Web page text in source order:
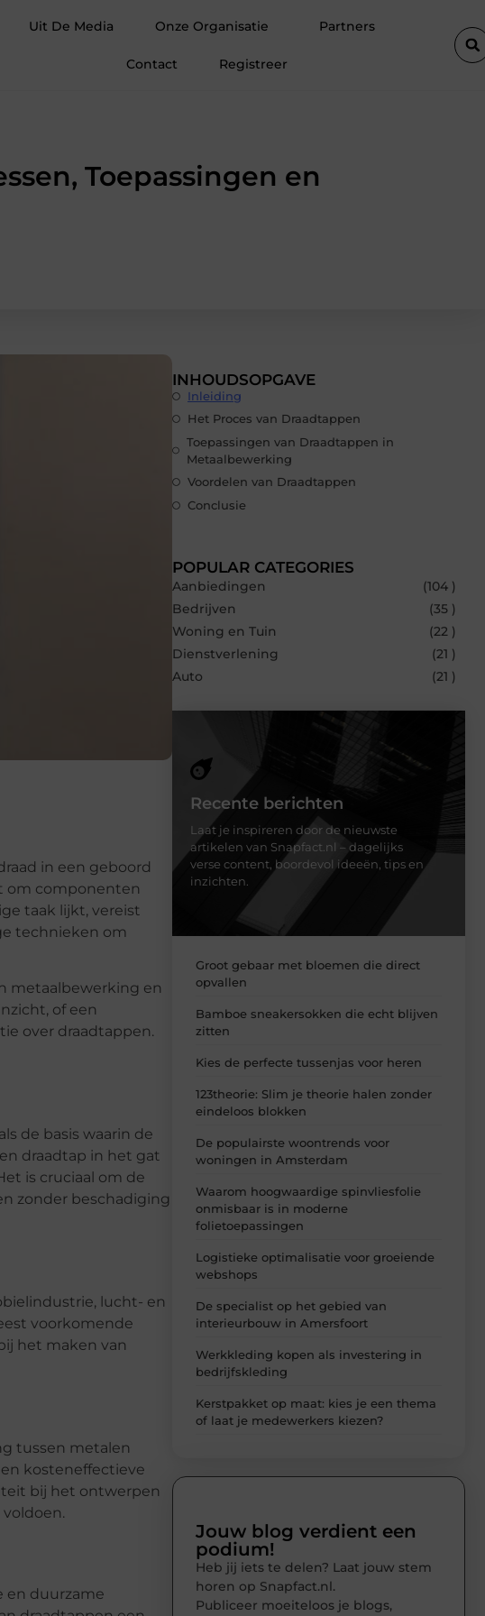
eindeloos blokken
Uit De Media Onze Organisatie Partners
Contact Registreer
Toepassingen en
in een geboord
om componenten
taak lijkt, vereist
technieken om
metaalbewerking en
of een
over draadtappen.
de basis waarin de
draadtap in het gat
is cruciaal om de
zonder beschadiging
lucht- en
voorkomende
het maken van
tussen metalen
kosteneffectieve
bij het ontwerpen
en duurzame
INHOUDSOPGAVE
Inleiding
Het Proces van Draadtappen
Toepassingen van Draadtappen in
Metaalbewerking
Voordelen van Draadtappen
Conclusie
POPULAR CATEGORIES
Aanbiedingen
(104 )
Bedrijven
(35 )
Woning en Tuin
(22 )
Dienstverlening
(21 )
Auto
(21 )
Recente berichten
Laat je inspireren door de nieuwste
artikelen van Snapfact.nl – dagelijks
verse content, boordevol ideeën, tips en
inzichten.
Groot gebaar met bloemen die direct
opvallen
Bamboe sneakersokken die echt blijven
zitten
Kies de perfecte tussenjas voor heren
123theorie: Slim je theorie halen zonder
eindeloos blokken
De populairste woontrends voor
woningen in Amsterdam
Waarom hoogwaardige spinvliesfolie
onmisbaar is in moderne
folietoepassingen
Logistieke optimalisatie voor groeiende
webshops
De specialist op het gebied van
interieurbouw in Amersfoort
Werkkleding kopen als investering in
bedrijfskleding
Kerstpakket op maat: kies je een thema
of laat je medewerkers kiezen?
Jouw blog verdient een
podium!
Heb jij iets te delen? Laat jouw stem
horen op Snapfact.nl.
Publiceer moeiteloos je blogs,